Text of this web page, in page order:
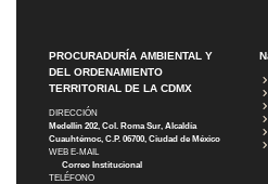
PROCURADURÍA AMBIENTAL Y
DEL ORDENAMIENTO
TERRITORIAL DE LA CDMX
DIRECCIÓN
Medellín 202, Col. Roma Sur, Alcaldía
Cuauhtémoc, C.P. 06700, Ciudad de México
WEB E-MAIL
Correo Institucional
TELÉFONO